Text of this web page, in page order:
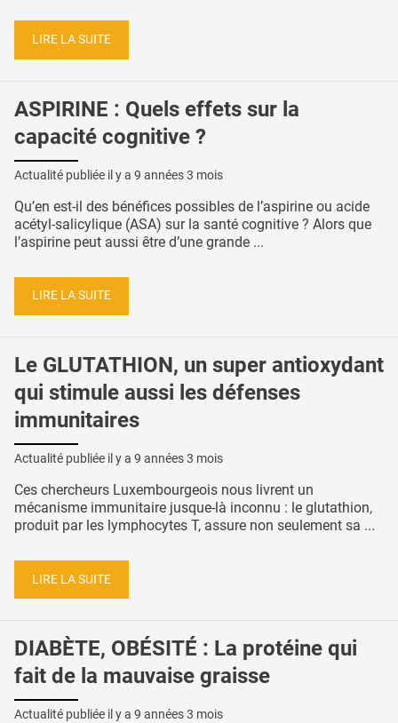
LIRE LA SUITE
ASPIRINE : Quels effets sur la
capacité cognitive ?
Actualité publiée il y a 9 années 3 mois
Qu’en est-il des bénéfices possibles de l’aspirine ou acide
acétyl-salicylique (ASA) sur la santé cognitive ? Alors que
l’aspirine peut aussi être d’une grande ...
LIRE LA SUITE
Le GLUTATHION, un super antioxydant
qui stimule aussi les défenses
immunitaires
Actualité publiée il y a 9 années 3 mois
Ces chercheurs Luxembourgeois nous livrent un
mécanisme immunitaire jusque-là inconnu : le glutathion,
produit par les lymphocytes T, assure non seulement sa ...
LIRE LA SUITE
DIABÈTE, OBÉSITÉ : La protéine qui
fait de la mauvaise graisse
Actualité publiée il y a 9 années 3 mois